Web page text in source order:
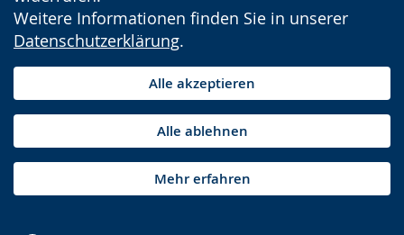
Weitere Informationen finden Sie in unserer
Datenschutzerklärung.
Alle akzeptieren
Alle ablehnen
Mehr erfahren